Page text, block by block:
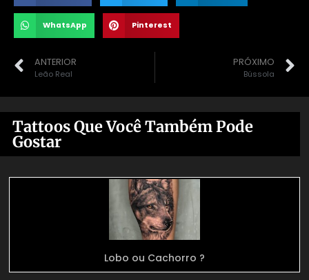
WhatsApp Pinterest
ANTERIOR
Leão Real
PRÓXIMO
Bússola
Tattoos Que Você Também Pode
Gostar
Lobo ou Cachorro ?